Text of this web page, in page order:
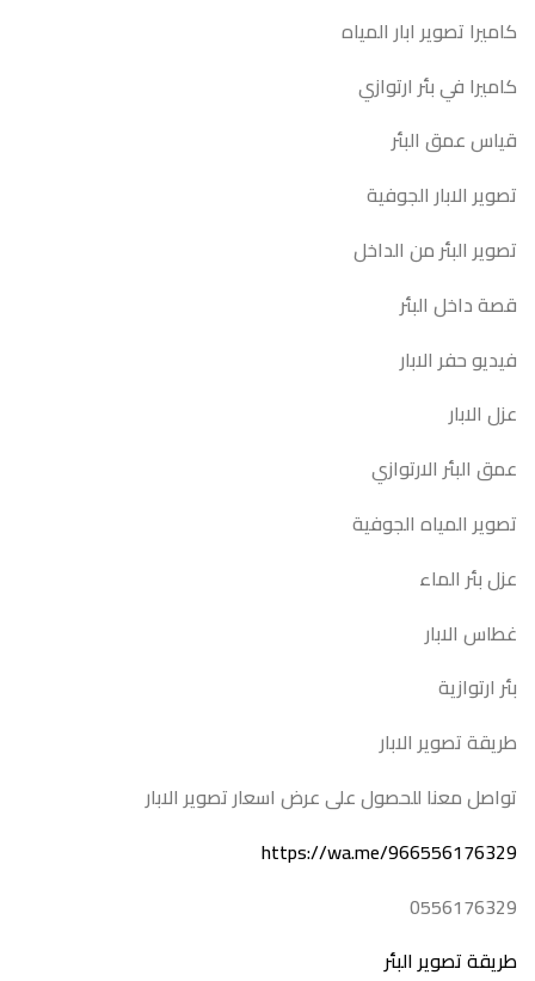
كاميرا تصوير ابار المياه
كاميرا في بئر ارتوازي
قياس عمق البئر
تصوير الابار الجوفية
تصوير البئر من الداخل
قصة داخل البئر
فيديو حفر الابار
عزل الابار
عمق البئر الارتوازي
تصوير المياه الجوفية
عزل بئر الماء
غطاس الابار
بئر ارتوازية
طريقة تصوير الابار
تواصل معنا للحصول على عرض اسعار تصوير الابار
https://wa.me/966556176329
0556176329
طريقة تصوير البئر